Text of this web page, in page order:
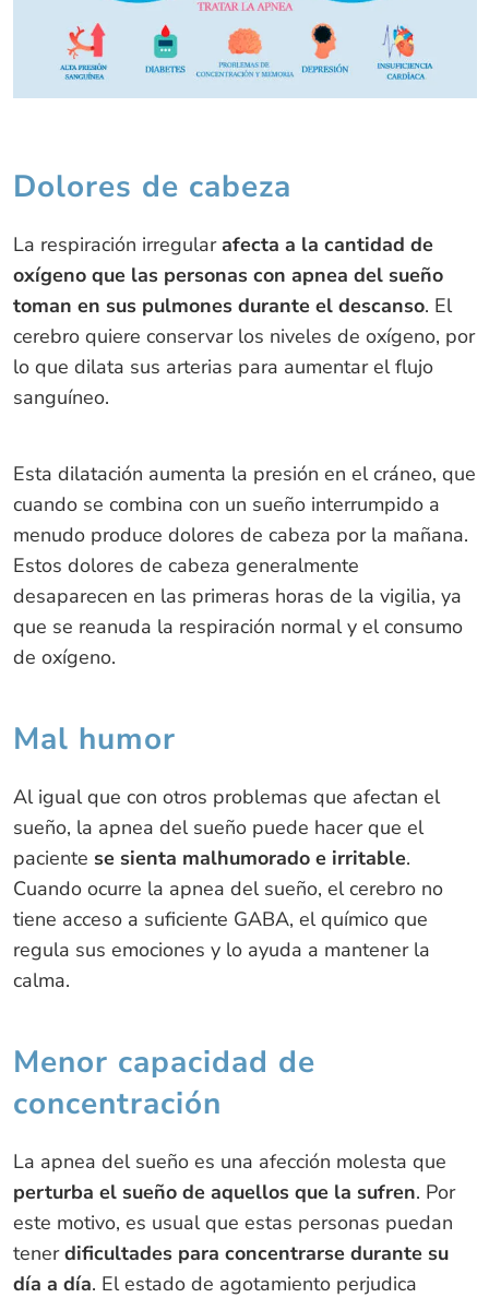
Dolores de cabeza
La respiración irregularafecta a la cantidad de
oxígeno que las personas con apnea del sueño
toman en sus pulmones durante el descanso. El
cerebro quiere conservar los niveles de oxígeno, por
lo que dilata sus arterias para aumentar el flujo
sanguíneo.
Esta dilatación aumenta la presión en el cráneo, que
cuando se combina con un sueño interrumpido a
menudo produce dolores de cabeza por la mañana.
Estos dolores de cabeza generalmente
desaparecen en las primeras horas de la vigilia, ya
que se reanuda la respiración normal y el consumo
de oxígeno.
Mal humor
Al igual que con otros problemas que afectan el
sueño, la apnea del sueño puede hacer que el
paciente se sienta malhumorado e irritable.
Cuando ocurre la apnea del sueño, el cerebro no
tiene acceso a suficiente GABA, el químico que
regula sus emociones y lo ayuda a mantener la
calma.
Menor capacidad de
concentración
La apnea del sueño es una afección molesta que
perturba el sueño de aquellos que la sufren. Por
este motivo, es usual que estas personas puedan
tenerdificultades para concentrarse durante su
día a día. El estado de agotamiento perjudica